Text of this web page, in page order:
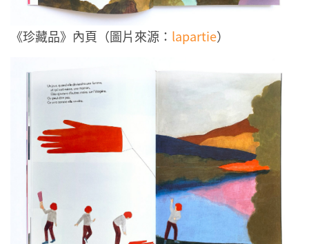
《珍藏品》內頁（圖片來源： lapartie）